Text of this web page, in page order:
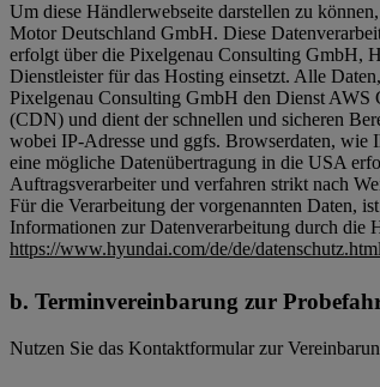
Um diese Händlerwebseite darstellen zu
Motor Deutschland GmbH. Diese
erfolgt über die Pixelgenau Consulting GmbH,
Dienstleister für das Hosting einsetzt. Alle
Pixelgenau Consulting GmbH den Dienst
(CDN) und dient der schnellen und sicheren
wobei IP-Adresse und ggfs. Browserdaten, wie
eine mögliche Datenübertragung in die USA
Auftragsverarbeiter und verfahren strikt nach
Für die Verarbeitung der vorgenannten Daten,
Informationen zur Datenverarbeitung durch die
https://www.hyundai.com/de/de/datenschutz.html
Terminvereinbarung zur
Nutzen Sie das Kontaktformular zur